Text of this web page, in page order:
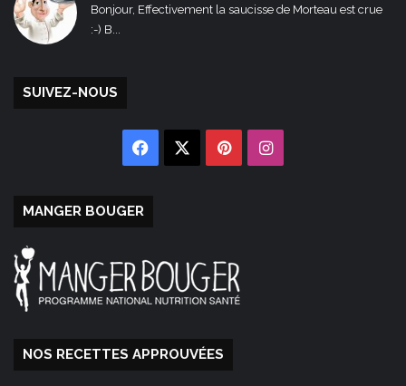
Bonjour, Effectivement la saucisse de Morteau est crue
:-) B...
SUIVEZ-NOUS
Facebook PinterestInstagram
MANGER BOUGER
NOS RECETTES APPROUVÉES